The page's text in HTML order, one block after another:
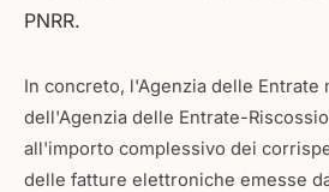
PNRR.
In concreto, l'Agenzia delle Entrate
dell'Agenzia delle Entrate-
all'importo complessivo dei
delle fatture elettroniche emesse